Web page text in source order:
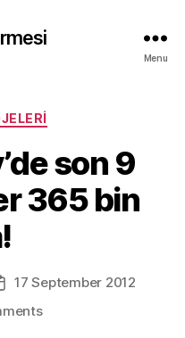
Menu
son 9
365 bin
17 September 2012
on